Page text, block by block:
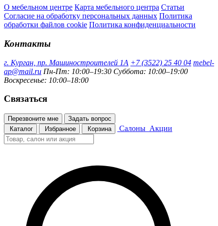
О мебельном центре Карта мебельного центра Статьи
Согласие на обработку персональных данных Политика
обработки файлов cookie Политика конфиденциальности
Контакты
г. Курган, пр. Машиностроителей 1А +7 (3522) 25 40 04 mebel-
ap@mail.ru Пн-Пт: 10:00–19:30 Суббота: 10:00–19:00
Воскресенье: 10:00–18:00
Связаться
Перезвоните мне
Задать вопрос
Каталог
Избранное Корзина Салоны Акции